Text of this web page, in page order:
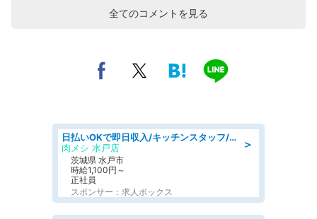
全てのコメントを見る
＞
日払いOKで即日収入/キッチンスタッフ/「原付免許必須」デリバリー業務など、自己成長可能な幅広い仕事に挑戦!髪型自由&ピアス・ネイルOK/茨城県/水戸市
肉メシ 水戸店
茨城県 水戸市
時給1,100円～
正社員
スポンサー：求人ボックス